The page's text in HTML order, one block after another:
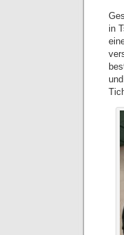
in